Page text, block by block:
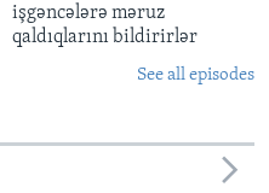
işgəncələrə məruz
qaldıqlarını bildirirlər
See all episodes